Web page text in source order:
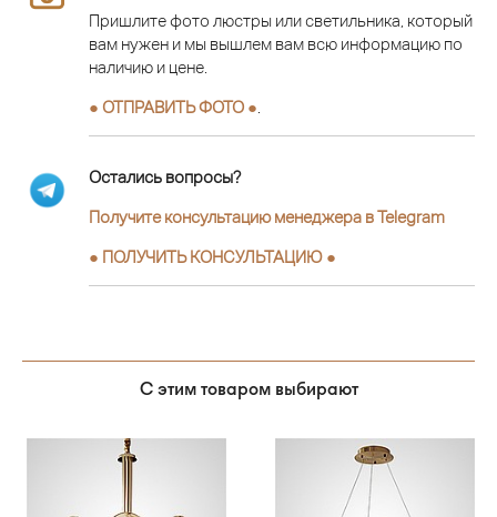
Пришлите фото люстры или светильника, который
вам нужен и мы вышлем вам всю информацию по
наличию и цене.
● ОТПРАВИТЬ ФОТО ●
Остались вопросы?
Получите консультацию менеджера в Telegram
● ПОЛУЧИТЬ КОНСУЛЬТАЦИЮ ●
С этим товаром выбирают